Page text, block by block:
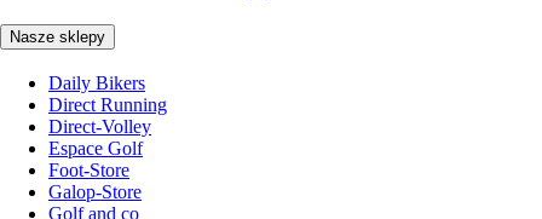
Nasze sklepy
Daily Bikers
Direct Running
Direct-Volley
Espace Golf
Foot-Store
Galop-Store
Golf and co